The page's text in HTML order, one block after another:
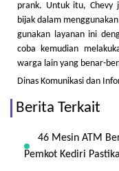
prank. Untuk itu, Chevy
bijak dalam
gunakan layanan ini
coba kemudian
warga lain yang benar-
Dinas Komunikasi dan
Berita Terkait
46 Mesin ATM
Pemkot Kediri